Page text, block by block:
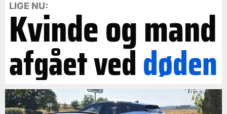
LIGE NU:
Kvinde og mand
afgået veddøden